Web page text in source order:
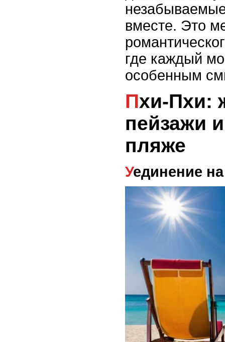
вместе. Это
где каждый
особенным
Пхи-Пхи: живописные
пейзажи
пляже
Уединение